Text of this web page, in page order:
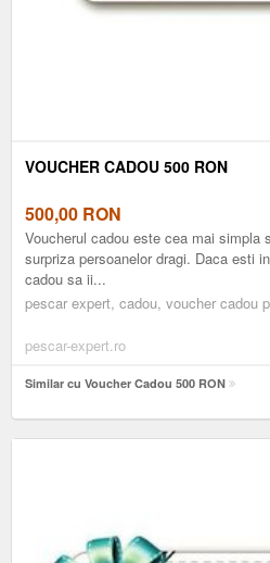
VOUCHER CADOU 500 RON
500,00 RON
Voucherul cadou este cea mai simpla
surpriza persoanelor dragi. Daca esti
cadou sa ii...
pescar expert, cadou, voucher cadou
pescar-expert.ro
Similar cu Voucher Cadou 500 RON